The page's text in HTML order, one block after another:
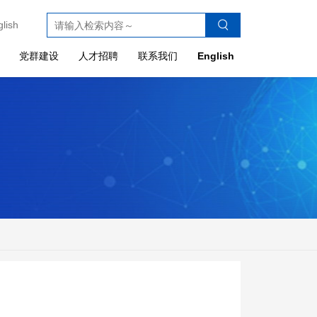
党群建设 人才招聘 联系我们 English